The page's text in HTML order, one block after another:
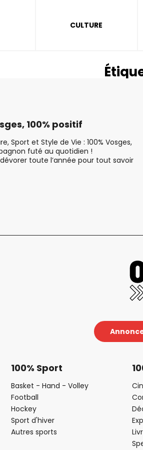
CULTURE
100% positif
Sport et Style de Vie : 100% Vosges,
futé au quotidien !
toute l’année pour tout savoir
100% Sport
Basket - Hand - Volley
Football
Hockey
Sport d'hiver
Autres sports